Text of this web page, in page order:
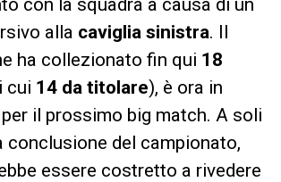
alla caviglia sinistra. Il
ha collezionato fin qui 18
cui 14 da titolare), è ora in
il prossimo big match. A soli
conclusione del campionato,
essere costretto a rivedere